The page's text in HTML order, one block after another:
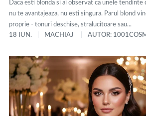
Daca esti blonda si ai observat ca unele tendinte
nu te avantajeaza, nu esti singura. Parul blond
proprie - tonuri deschise, stralucitoare sau...
18 IUN.
MACHIAJ AUTOR: